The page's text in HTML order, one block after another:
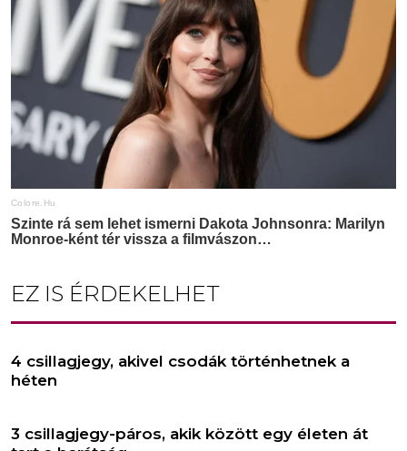
EZ IS ÉRDEKELHET
4 csillagjegy, akivel csodák történhetnek a
héten
3 csillagjegy-páros, akik között egy életen át